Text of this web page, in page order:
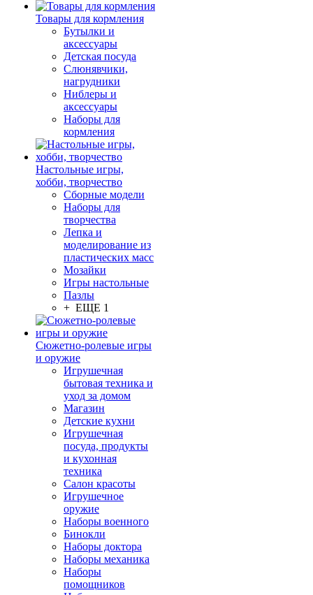
Товары для кормления
Бутылки и
аксессуары
Детская посуда
Слюнявчики,
нагрудники
Ниблеры и
аксессуары
Наборы для
кормления
Настольные игры,
хобби, творчество
Сборные модели
Наборы для
творчества
Лепка и
моделирование из
пластических масс
Мозайки
Игры настольные
Пазлы
+ ЕЩЕ 1
Сюжетно-ролевые игры
и оружие
Игрушечная
бытовая техника и
уход за домом
Магазин
Детские кухни
Игрушечная
посуда, продукты
и кухонная
техника
Салон красоты
Игрушечное
оружие
Наборы военного
Бинокли
Наборы доктора
Наборы механика
Наборы
помощников